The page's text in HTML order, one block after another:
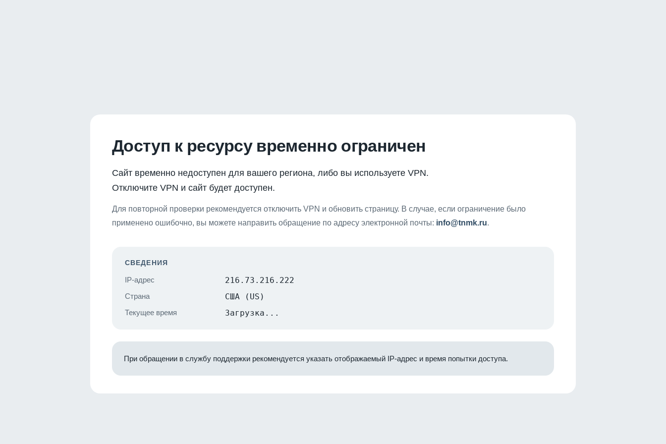
Доступ к ресурсу временно ограничен
Сайт временно недоступен для вашего региона, либо вы используете VPN.
Отключите VPN и сайт будет доступен.
Для повторной проверки рекомендуется отключить VPN и обновить страницу. В случае, если ограничение было
применено ошибочно, вы можете направить обращение по адресу электронной почты: info@tnmk.ru.
СВЕДЕНИЯ
IP-адрес 216.73.216.222
Страна США (US)
Текущее время Загрузка...
При обращении в службу поддержки рекомендуется указать отображаемый IP-адрес и время попытки доступа.